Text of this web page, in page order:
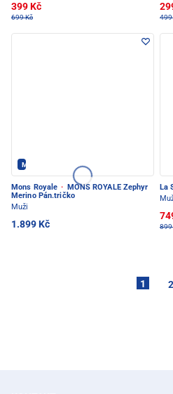
399 Kč
699 Kč 499
Mons Royale - PEC POD SNĚŽKOU
Mons Royale ·
MONS ROYALE Zephyr
Merino Pán.tričko
Muži
1.899 Kč
La
899
1 2